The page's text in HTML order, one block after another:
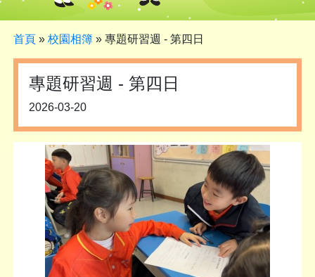
首頁 » 校園相簿 » 專題研習週 - 第四日
專題研習週 - 第四日
2026-03-20